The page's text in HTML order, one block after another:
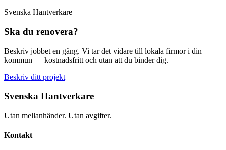
Svenska Hantverkare
Ska du renovera?
Beskriv jobbet en gång. Vi tar det vidare till lokala firmor i din
kommun — kostnadsfritt och utan att du binder dig.
Beskriv ditt projekt
Svenska Hantverkare
Utan mellanhänder. Utan avgifter.
Kontakt